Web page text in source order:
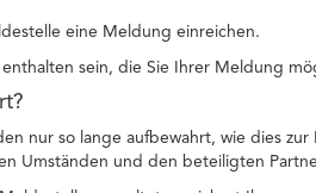
eine Meldung einreichen.
sein, die Sie Ihrer Meldung
nur so lange aufbewahrt, wie dies
Umständen und den beteiligten